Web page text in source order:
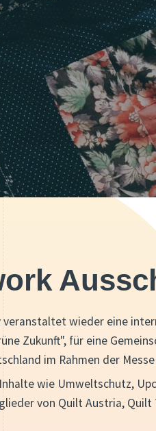
veranstaltet wieder eine
Zukunft", für eine
im Rahmen der
wie Umweltschutz,
von Quilt Austria,